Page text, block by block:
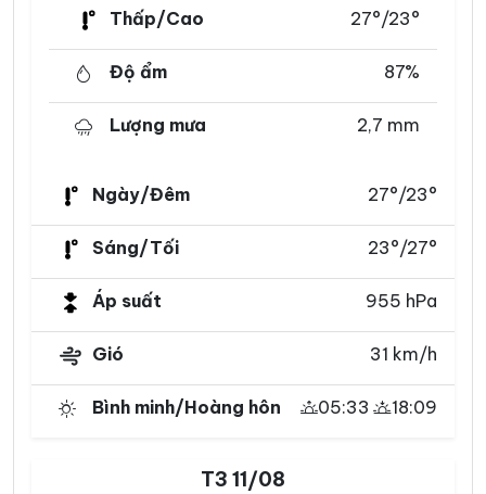
Thấp/Cao
27°/23°
Độ ẩm 87%
Lượng mưa 2,7 mm
Ngày/Đêm 27°/23°
Sáng/Tối 23°/27°
Áp suất 955 hPa
Gió 31 km/h
Bình minh/Hoàng hôn 05:33 18:09
T3 11/08